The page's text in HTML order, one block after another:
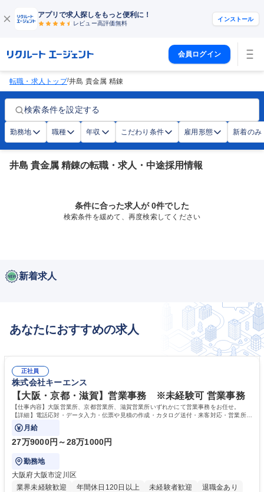
アプリで求人探しをもっと便利に！
レビュー高評価無料
インストール
会員ログイン
転職・求人トップ/井島 貴金属 精錬
検索条件を設定する
勤務地 職種 年収 こだわり条件 雇用形態 新着のみ
井島 貴金属 精錬の転職・求人・中途採用情報
条件に合った求人が 0件でした
検索条件を緩めて、再度検索してください
新着求人
あなたにおすすめの求人
正社員
株式会社キーエンス
【大阪・京都・滋賀】営業事務 ※未経験可 営業事務
【仕事内容】大阪営業所、京都営業所、滋賀営業所いずれかにて営業事務をお任せ。
【詳細】電話応対・データ入力・伝票や見積の作成・カタログ送付・来客対応・営業所内
で発生する事務業務や業務改善をお任せ。
月給
27万9000円～28万1000円
勤務地
大阪府大阪市淀川区
業界未経験歓迎
年間休日120日以上 未経験者歓迎
退職金あり